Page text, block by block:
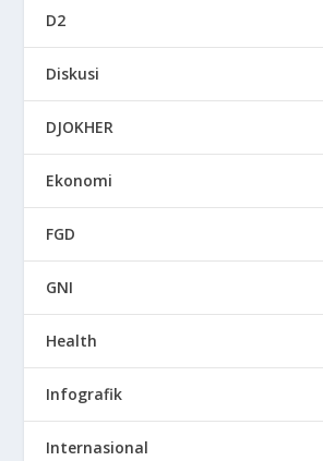
D2
Diskusi
DJOKHER
Ekonomi
FGD
GNI
Health
Infografik
Internasional